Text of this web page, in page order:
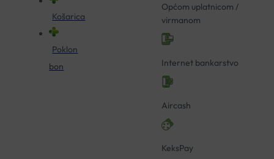
Košarica
Poklon
bon
Općom uplatnicom /
virmanom
Internet bankarstvo
Aircash
KeksPay